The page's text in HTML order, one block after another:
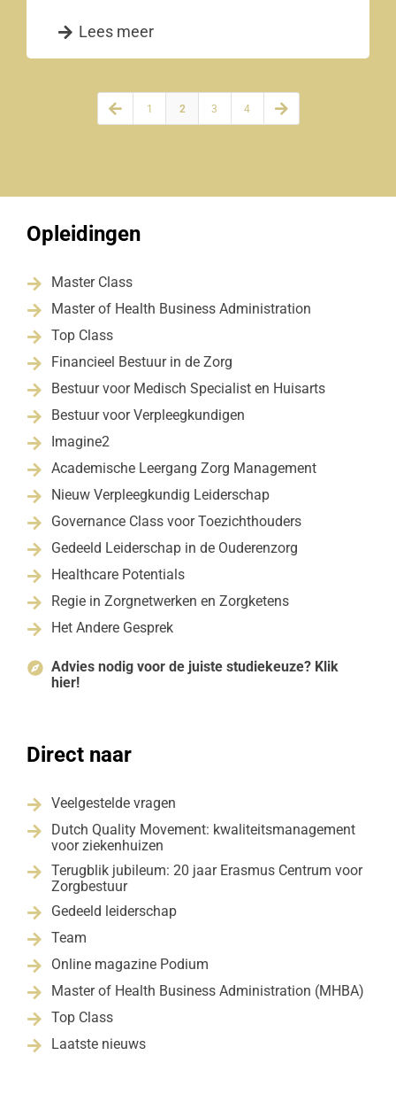
Lees meer
 1 2 3 4 
Opleidingen
 Master Class
 Master of Health Business Administration
 Top Class
 Financieel Bestuur in de Zorg
 Bestuur voor Medisch Specialist en Huisarts
 Bestuur voor Verpleegkundigen
 Imagine2
 Academische Leergang Zorg Management
 Nieuw Verpleegkundig Leiderschap
 Governance Class voor Toezichthouders
 Gedeeld Leiderschap in de Ouderenzorg
 Healthcare Potentials
 Regie in Zorgnetwerken en Zorgketens
 Het Andere Gesprek
 Advies nodig voor de juiste studiekeuze? Klik
hier!
Direct naar
 Veelgestelde vragen

Dutch Quality Movement: kwaliteitsmanagement
voor ziekenhuizen

Terugblik jubileum: 20 jaar Erasmus Centrum voor
Zorgbestuur
 Gedeeld leiderschap
 Team
 Online magazine Podium
 Master of Health Business Administration (MHBA)
 Top Class
 Laatste nieuws